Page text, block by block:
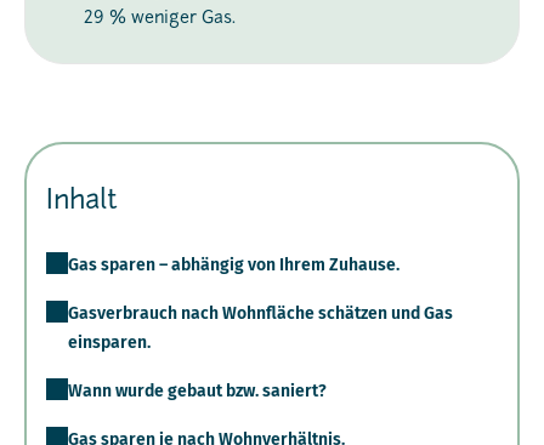
29 % weniger Gas.
Inhalt
Gas sparen – abhängig von Ihrem Zuhause.
Gasverbrauch nach Wohnfläche schätzen und Gas
einsparen.
Wann wurde gebaut bzw. saniert?
Gas sparen je nach Wohnverhältnis.